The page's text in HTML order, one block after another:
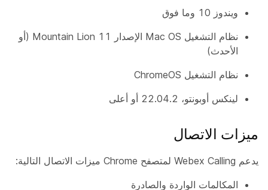
ويندوز 10 وما فوق
نظام التشغيل Mac OS الإصدار 11 Mountain Lion (أو
الأحدث)
نظام التشغيل ChromeOS
لينكس أوبونتو، 22.04.2 أو أعلى
ميزات الاتصال
يدعم Webex Calling لمتصفح Chrome ميزات الاتصال التالية:
المكالمات الواردة والصادرة